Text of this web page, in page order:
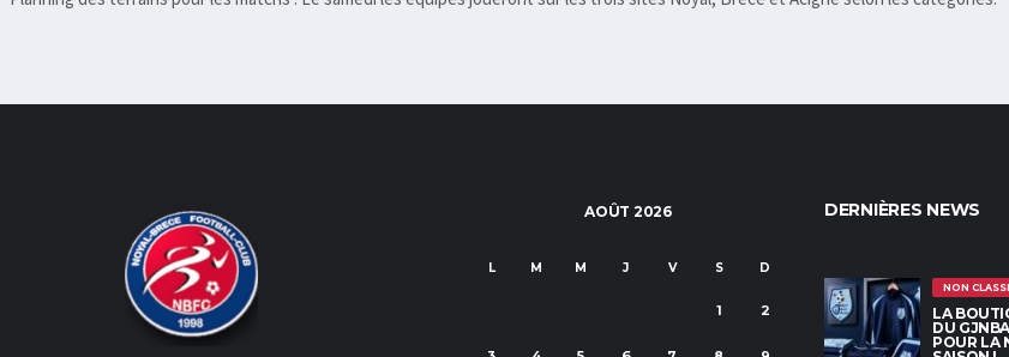
AOÛT 2026
L M M J V S D
1 2
DERNIÈRES NEWS
NON
LA
DU
POUR LA